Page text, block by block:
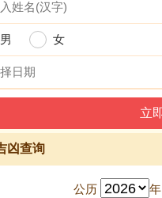
男 女
凶查询
公历 年